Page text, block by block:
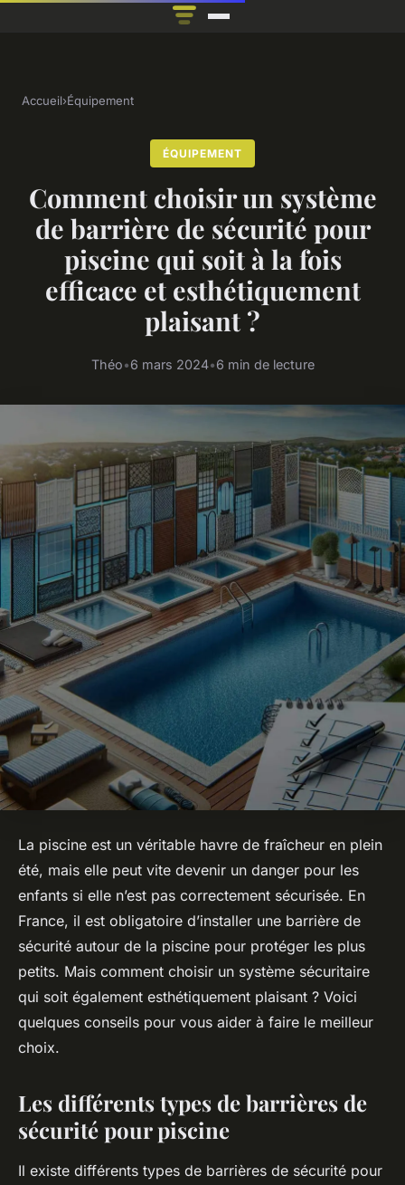
Accueil›Équipement
ÉQUIPEMENT
Comment choisir un système
de barrière de sécurité pour
piscine qui soit à la fois
efficace et esthétiquement
plaisant ?
Théo•6 mars 2024•6 min de lecture
La piscine est un véritable havre de fraîcheur en plein
été, mais elle peut vite devenir un danger pour les
enfants si elle n’est pas correctement sécurisée. En
France, il est obligatoire d’installer une barrière de
sécurité autour de la piscine pour protéger les plus
petits. Mais comment choisir un système sécuritaire
qui soit également esthétiquement plaisant ? Voici
quelques conseils pour vous aider à faire le meilleur
choix.
Les différents types de barrières de
sécurité pour piscine
Il existe différents types de barrières de sécurité pour